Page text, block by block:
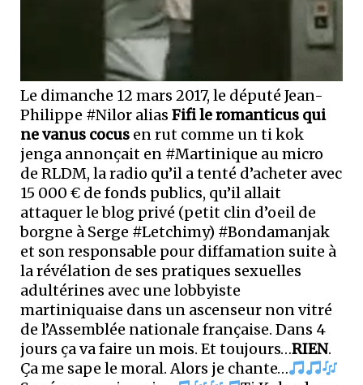
Le dimanche 12 mars 2017, le député Jean-
Philippe #Nilor alias Fifi le romanticus qui
ne vanus cocus en rut comme un ti kok
jenga annonçait en #Martinique au micro
de RLDM, la radio qu’il a tenté d’acheter avec
15 000 € de fonds publics, qu’il allait
attaquer le blog privé (petit clin d’oeil de
borgne à Serge #Letchimy) #Bondamanjak
et son responsable pour diffamation suite à
la révélation de ses pratiques sexuelles
adultérines avec une lobbyiste
martiniquaise dans un ascenseur non vitré
de l’Assemblée nationale française. Dans 4
jours ça va faire un mois. Et toujours…RIEN.
Ça me sape le moral. Alors je chante…